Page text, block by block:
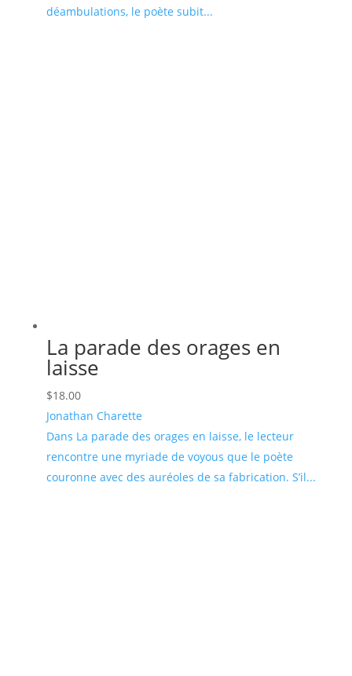
déambulations, le poète subit...
La parade des orages en
laisse
$18.00
Jonathan Charette
Dans La parade des orages en laisse, le lecteur
rencontre une myriade de voyous que le poète
couronne avec des auréoles de sa fabrication. S’il...